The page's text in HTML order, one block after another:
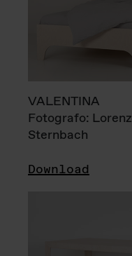
VALENTINA
Fotografo: Lorenz
Sternbach
Download